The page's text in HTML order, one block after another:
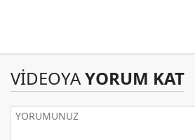
VİDEOYAYORUM KAT